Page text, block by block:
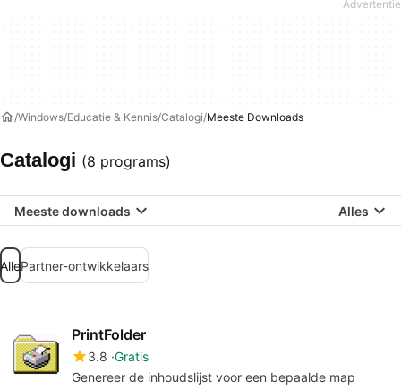
Windows Educatie & Kennis Catalogi Meeste Downloads
Catalogi (8 programs)
Meeste downloads Alles
AllePartner-ontwikkelaars
PrintFolder
3.8 Gratis
Genereer de inhoudslijst voor een bepaalde map